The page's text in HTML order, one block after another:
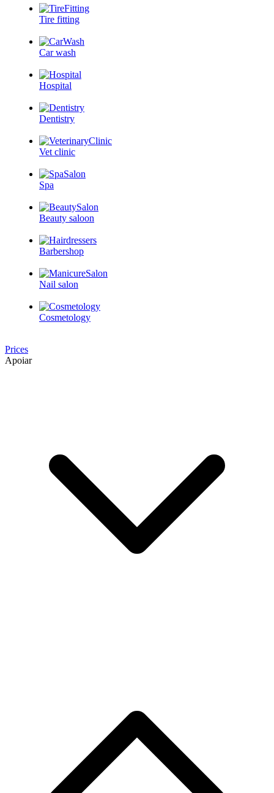
Tire fitting
Car wash
Hospital
Dentistry
Vet clinic
Spa
Beauty saloon
Barbershop
Nail salon
Cosmetology
Prices
Apoiar